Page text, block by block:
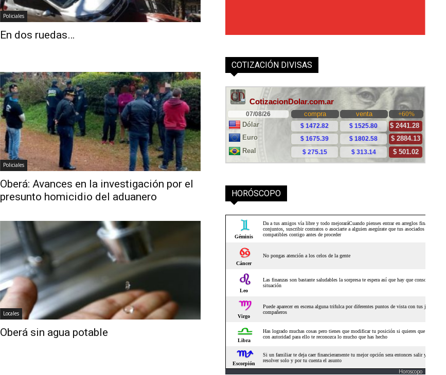
Policiales
En dos ruedas…
Policiales
Oberá: Avances en la investigación por el
presunto homicidio del aduanero
Locales
Oberá sin agua potable
COTIZACIÓN DIVISAS
HORÓSCOPO
Horoscopo